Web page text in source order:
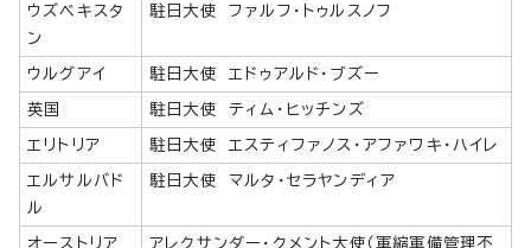
ウズベキスタ
ン
駐日大使 ファルフ・トゥルスノフ
ウルグアイ 駐日大使 エドゥアルド・ブズー
英国 駐日大使 ティム・ヒッチンズ
エリトリア 駐日大使 エスティファノス・アファワキ・ハイレ
エルサルバド
ル
駐日大使 マルタ・セラヤンディア
オーストリア
アレクサンダー・クメント大使（軍縮軍備管理不